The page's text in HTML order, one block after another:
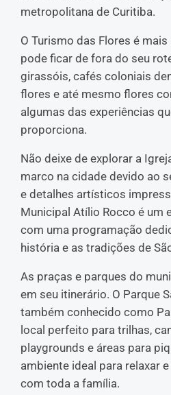
metropolitana de Curitiba.
O Turismo das Flores é
pode ficar de fora do seu
girassóis, cafés coloniais
flores e até mesmo flores
algumas das experiências
proporciona.
Não deixe de explorar a
marco na cidade devido ao
e detalhes artísticos
Municipal Atílio Rocco é um
com uma programação
história e as tradições de
As praças e parques do
em seu itinerário. O Parque
também conhecido como
local perfeito para trilhas,
playgrounds e áreas para
ambiente ideal para relaxar
com toda a família.